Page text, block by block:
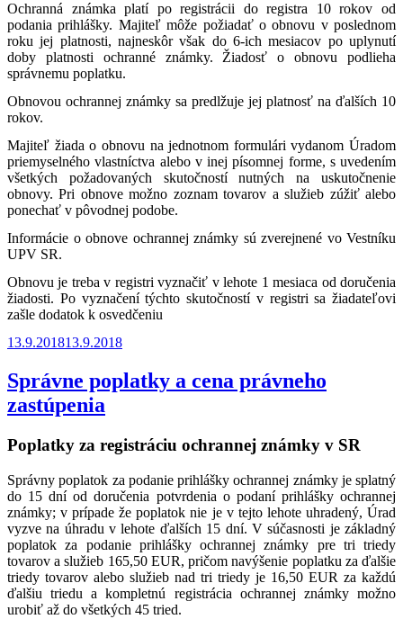
Ochranná známka platí po registrácii do registra 10 rokov od
podania prihlášky. Majiteľ môže požiadať o obnovu v poslednom
roku jej platnosti, najneskôr však do 6-ich mesiacov po uplynutí
doby platnosti ochranné známky. Žiadosť o obnovu podlieha
správnemu poplatku.
Obnovou ochrannej známky sa predlžuje jej platnosť na ďalších 10
rokov.
Majiteľ žiada o obnovu na jednotnom formulári vydanom Úradom
priemyselného vlastníctva alebo v inej písomnej forme, s uvedením
všetkých požadovaných skutočností nutných na uskutočnenie
obnovy. Pri obnove možno zoznam tovarov a služieb zúžiť alebo
ponechať v pôvodnej podobe.
Informácie o obnove ochrannej známky sú zverejnené vo Vestníku
UPV SR.
Obnovu je treba v registri vyznačiť v lehote 1 mesiaca od doručenia
žiadosti. Po vyznačení týchto skutočností v registri sa žiadateľovi
zašle dodatok k osvedčeniu
Publikované
13.9.201813.9.2018
Správne poplatky a cena právneho
zastúpenia
Poplatky za registráciu ochrannej známky v SR
Správny poplatok za podanie prihlášky ochrannej známky je splatný
do 15 dní od doručenia potvrdenia o podaní prihlášky ochrannej
známky; v prípade že poplatok nie je v tejto lehote uhradený, Úrad
vyzve na úhradu v lehote ďalších 15 dní. V súčasnosti je základný
poplatok za podanie prihlášky ochrannej známky pre tri triedy
tovarov a služieb 165,50 EUR, pričom navýšenie poplatku za ďalšie
triedy tovarov alebo služieb nad tri triedy je 16,50 EUR za každú
ďalšiu triedu a kompletnú registrácia ochrannej známky možno
urobiť až do všetkých 45 tried.